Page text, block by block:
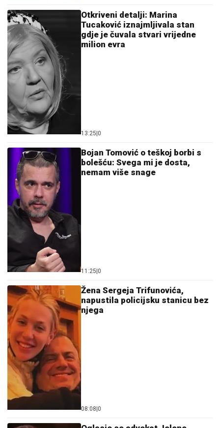
Otkriveni detalji: Marina
Tucaković iznajmljivala stan
gdje je čuvala stvari vrijedne
milion evra
13:25 0
Bojan Tomović o teškoj borbi s
bolešću: Svega mi je dosta,
nemam više snage
11:25 0
Žena Sergeja Trifunovića,
napustila policijsku stanicu bez
njega
08:08 0